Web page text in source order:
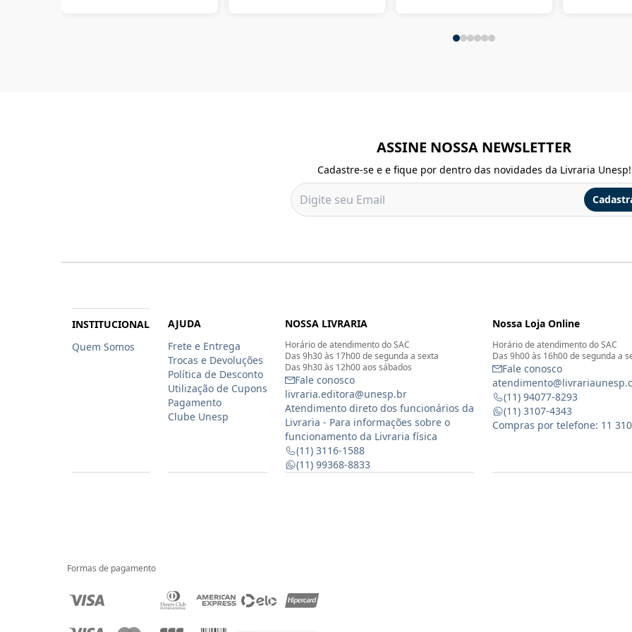
ASSINE NOSSA NEWSLETTER
Cadastre-se e e fique por dentro das novidades da Livraria Unesp!
INSTITUCIONAL
Quem Somos
AJUDA
Frete e Entrega
Trocas e Devoluções
Política de Desconto
Utilização de Cupons
Pagamento
Clube Unesp
NOSSA LIVRARIA
Horário de atendimento do SAC
Das 9h30 às 17h00 de segunda a sexta
Das 9h30 às 12h00 aos sábados
Fale conosco
livraria.editora@unesp.br
Atendimento direto dos funcionários da
Livraria - Para informações sobre o
funcionamento da Livraria física
(11) 3116-1588
(11) 99368-8833
Nossa Loja Online
Horário de atendimento do SAC
Das 9h00 às 16h00 de segunda a
Fale conosco
(11) 94077-8293
(11) 3107-4343
Compras por telefone: 11
Formas de pagamento